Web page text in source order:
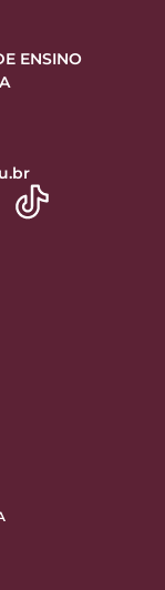
ENSINO